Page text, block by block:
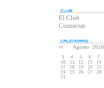
El Club
Contactar
Agosto 2026
3
4 5 6 7
10
11 12 13 14
17
18 19 20 21
24
25 26 27 28
31